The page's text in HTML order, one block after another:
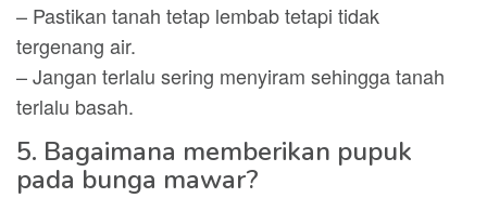
– Pastikan tanah tetap lembab tetapi tidak
tergenang air.
– Jangan terlalu sering menyiram sehingga tanah
terlalu basah.
5. Bagaimana memberikan pupuk
pada bunga mawar?